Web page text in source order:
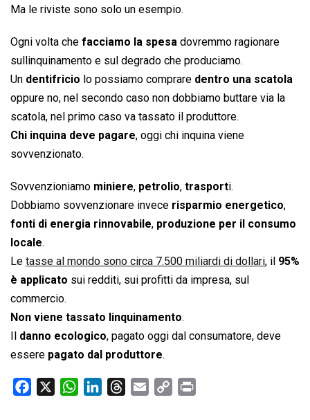
Ma le riviste sono solo un esempio.
Ogni volta che facciamo la spesa dovremmo ragionare
sullinquinamento e sul degrado che produciamo.
Un dentifricio lo possiamo comprare dentro una scatola
oppure no, nel secondo caso non dobbiamo buttare via la
scatola, nel primo caso va tassato il produttore.
Chi inquina deve pagare, oggi chi inquina viene
sovvenzionato.
Sovvenzioniamo miniere, petrolio, trasporti.
Dobbiamo sovvenzionare invece risparmio energetico,
fonti di energia rinnovabile, produzione per il consumo
locale.
Le tasse al mondo sono circa 7.500 miliardi di dollari, il 95%
è applicato sui redditi, sui profitti da impresa, sul
commercio.
Non viene tassato linquinamento.
danno ecologico, pagato oggi dal consumatore, deve
essere pagato dal produttore.
W